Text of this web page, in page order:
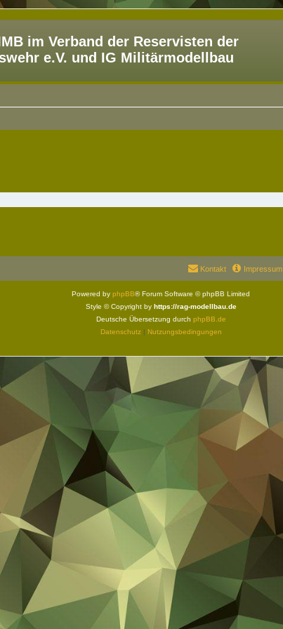
im Verband der Reservisten der
e.V. und IG Militärmodellbau
Impressum
Kontakt
Powered by phpBB® Forum Software © phpBB Limited
Style © Copyright by https://rag-modellbau.de
Deutsche Übersetzung durch phpBB.de
Datenschutz| Nutzungsbedingungen